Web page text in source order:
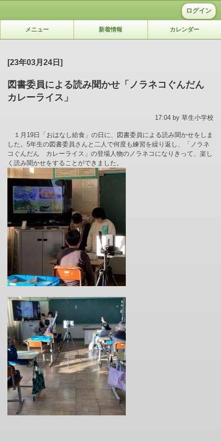
ログイン
メニュー 新着情報 カレンダー
[23年03月24日]
図書委員による読み聞かせ「ノラネコぐんだん
カレーライス」
17:04 by 草生小学校
１月 19日「おはなし給食」の日に、図書委員による読み聞かせをしま
した。 5年生の図書委員さんと二人で何度も練習を繰り返し、「ノラネ
コぐんだん カレーライス」の登場人物のノラネコになりきって、楽し
く読み聞かせをすることができました。